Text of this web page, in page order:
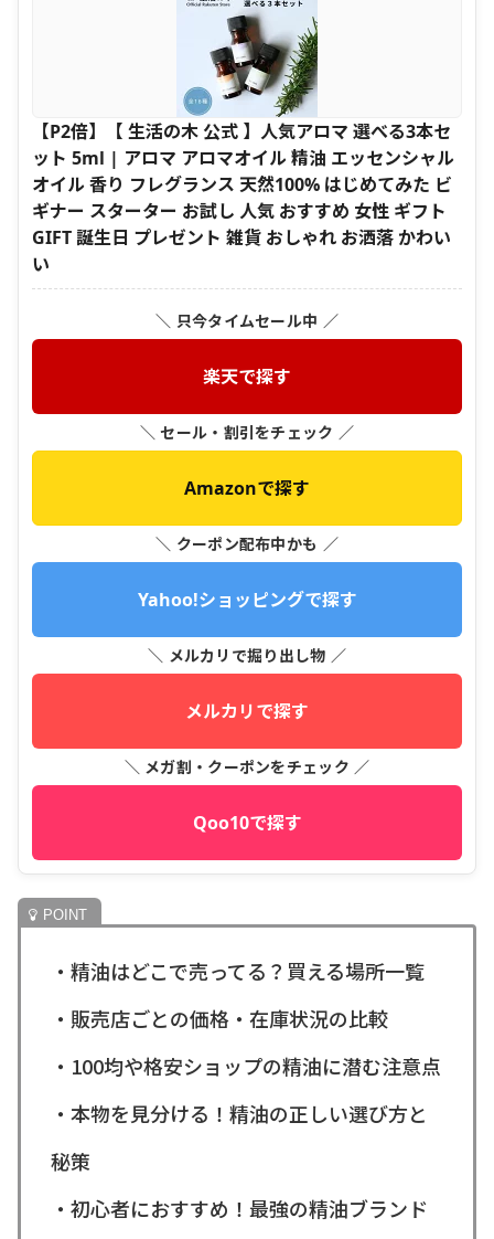
【P2倍】【 生活の木 公式 】人気アロマ 選べる3本セ
ット 5ml | アロマ アロマオイル 精油 エッセンシャル
オイル 香り フレグランス 天然100% はじめてみた ビ
ギナー スターター お試し 人気 おすすめ 女性 ギフト
GIFT 誕生日 プレゼント 雑貨 おしゃれ お洒落 かわい
い
＼ 只今タイムセール中 ／
楽天で探す
＼ セール・割引をチェック ／
Amazonで探す
＼ クーポン配布中かも ／
Yahoo!ショッピングで探す
＼ メルカリで掘り出し物 ／
メルカリで探す
＼ メガ割・クーポンをチェック ／
Qoo10で探す
・精油はどこで売ってる？買える場所一覧
・販売店ごとの価格・在庫状況の比較
・100均や格安ショップの精油に潜む注意点
・本物を見分ける！精油の正しい選び方と
秘策
・初心者におすすめ！最強の精油ブランド